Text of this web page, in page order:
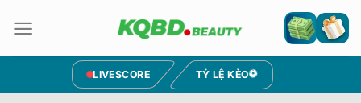
qua
LIVESCORE TỶ LỆ KÈO